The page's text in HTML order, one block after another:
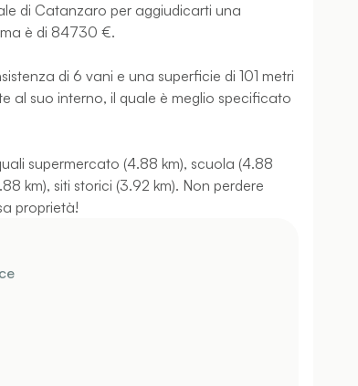
di Catanzaro per aggiudicarti una
è di 84730 €.
di 6 vani e una superficie di 101 metri
al suo interno, il quale è meglio specificato
supermercato (4.88 km), scuola (4.88
km), siti storici (3.92 km). Non perdere
proprietà!